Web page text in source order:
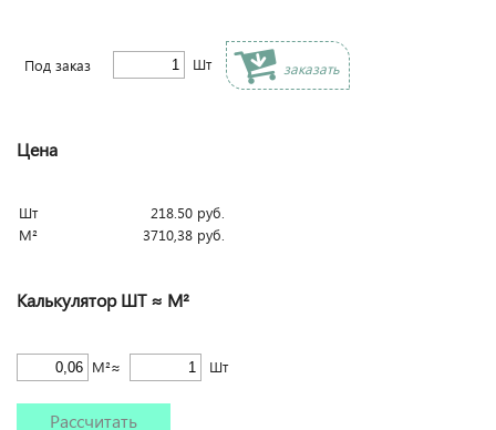
Под заказ Шт заказать
Цена
Шт 218.50 руб.
М²
3710,38 руб.
Калькулятор ШТ ≈ М²
М²≈ Шт
Рассчитать